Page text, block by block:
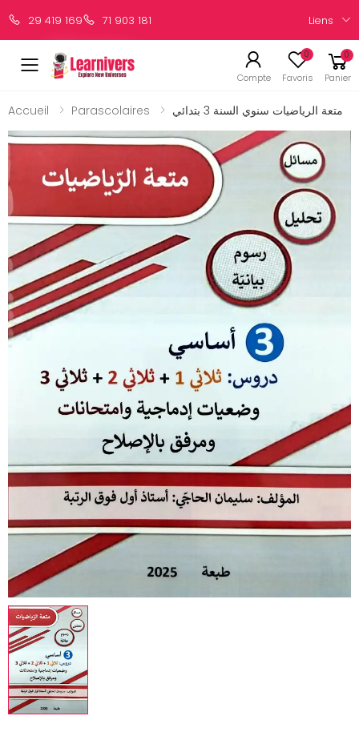
29 419 169 71 903 181 Liens
Compte
0
Favoris
0
Panier
Accueil Parascolaires متعة الرياضيات سنوي السنة 3 بتدائي